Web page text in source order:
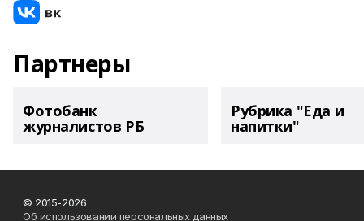
Партнеры
Фотобанк
журналистов РБ
Рубрика "Еда и
напитки"
© 2015-2026
Об использовании персональных данных